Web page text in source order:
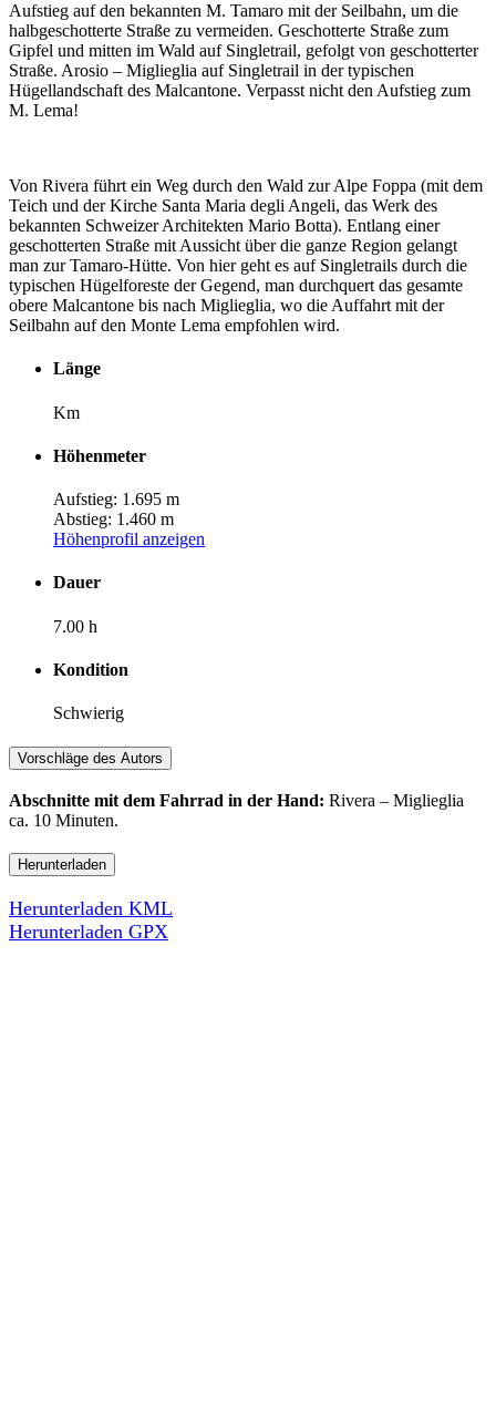
Aufstieg auf den bekannten M. Tamaro mit der Seilbahn, um die
halbgeschotterte Straße zu vermeiden. Geschotterte Straße zum
Gipfel und mitten im Wald auf Singletrail, gefolgt von geschotterter
Straße. Arosio – Miglieglia auf Singletrail in der typischen
Hügellandschaft des Malcantone. Verpasst nicht den Aufstieg zum
M. Lema!
Von Rivera führt ein Weg durch den Wald zur Alpe Foppa (mit dem
Teich und der Kirche Santa Maria degli Angeli, das Werk des
bekannten Schweizer Architekten Mario Botta). Entlang einer
geschotterten Straße mit Aussicht über die ganze Region gelangt
man zur Tamaro-Hütte. Von hier geht es auf Singletrails durch die
typischen Hügelforeste der Gegend, man durchquert das gesamte
obere Malcantone bis nach Miglieglia, wo die Auffahrt mit der
Seilbahn auf den Monte Lema empfohlen wird.
Länge
Km
Höhenmeter
Aufstieg: 1.695 m
Abstieg: 1.460 m
Höhenprofil anzeigen
Dauer
7.00 h
Kondition
Schwierig
Vorschläge des Autors
Abschnitte mit dem Fahrrad in der Hand: Rivera – Miglieglia
ca. 10 Minuten.
Herunterladen
Herunterladen KML
Herunterladen GPX